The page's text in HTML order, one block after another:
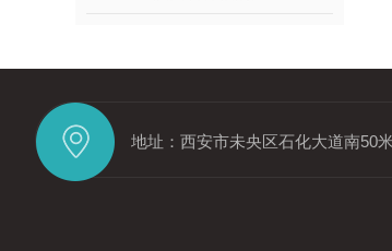
地址：西安市未央区石化大道南50